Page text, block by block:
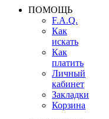
ПОМОЩЬ
F.A.Q.
Как
искать
Как
платить
Личный
кабинет
Закладки
Корзина